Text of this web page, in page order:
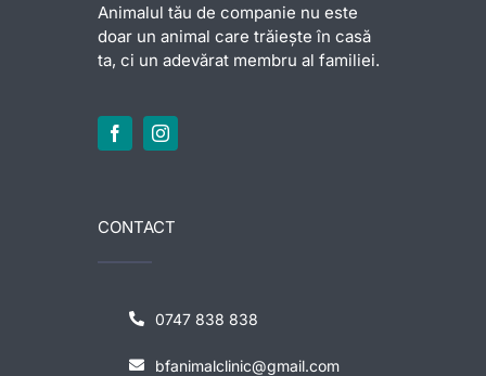
Animalul tău de companie nu este
doar un animal care trăiește în casă
ta, ci un adevărat membru al familiei.
CONTACT
0747 838 838
bfanimalclinic@gmail.com